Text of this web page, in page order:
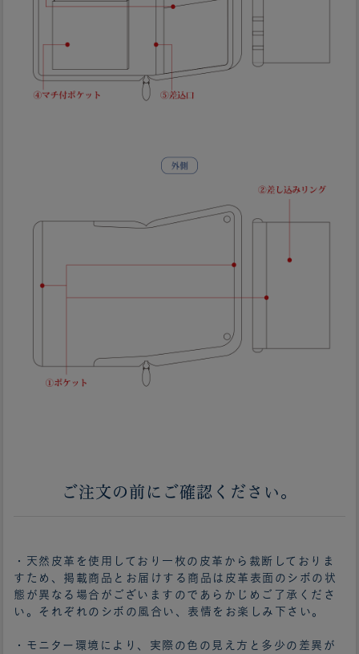
ご注文の前にご確認ください。
・天然皮革を使用しており一枚の皮革から裁断しておりま
すため、掲載商品とお届けする商品は皮革表面のシボの状
態が異なる場合がございますのであらかじめご了承くださ
い。それぞれのシボの風合い、表情をお楽しみ下さい。
・モニター環境により、実際の色の見え方と多少の差異が